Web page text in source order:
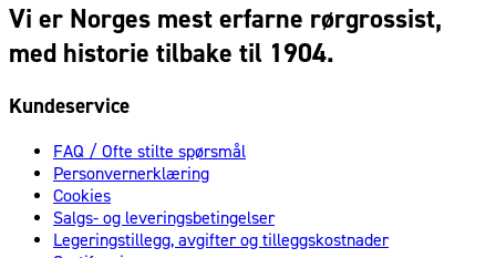
Vi er Norges mest erfarne rørgrossist,
med historie tilbake til 1904.
Kundeservice
FAQ / Ofte stilte spørsmål
Personvernerklæring
Cookies
Salgs- og leveringsbetingelser
Legeringstillegg, avgifter og tilleggskostnader